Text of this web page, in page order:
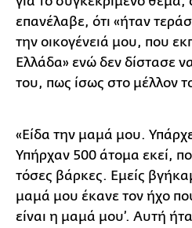
επανέλαβε, ότι «ήταν
την οικογένειά μου, που
Ελλάδα» ενώ δεν δίστασε
του, πως ίσως στο μέλλον
«Είδα την μαμά μου.
Υπήρχαν 500 άτομα εκεί,
τόσες βάρκες. Εμείς
μαμά μου έκανε τον ήχο που
είναι η μαμά μου’. Αυτή